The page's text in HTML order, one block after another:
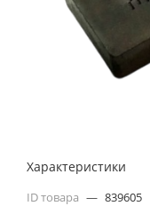
Характеристики
ID товара — 839605